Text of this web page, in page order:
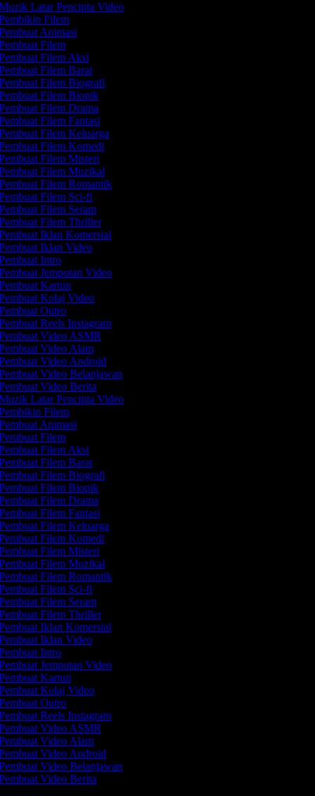
Latar Pencipta Video
Filem
Animasi
Filem
Filem Aksi
Filem Barat
Filem Biografi
Filem Biopik
Filem Drama
Filem Fantasi
Filem Keluarga
Filem Komedi
Filem Misteri
Filem Muzikal
Filem Romantik
Filem Sci-fi
Filem Seram
Filem Thriller
Iklan Komersial
Iklan Video
Intro
Jemputan Video
Kartun
Kolaj Video
Outro
Reels Instagram
Video ASMR
Video Alam
Video Android
Video Belanjawan
Video Berita
Latar Pencipta Video
Filem
Animasi
Filem
Filem Aksi
Filem Barat
Filem Biografi
Filem Biopik
Filem Drama
Filem Fantasi
Filem Keluarga
Filem Komedi
Filem Misteri
Filem Muzikal
Filem Romantik
Filem Sci-fi
Filem Seram
Filem Thriller
Iklan Komersial
Iklan Video
Intro
Jemputan Video
Kartun
Kolaj Video
Outro
Reels Instagram
Video ASMR
Video Alam
Video Android
Video Belanjawan
Video Berita